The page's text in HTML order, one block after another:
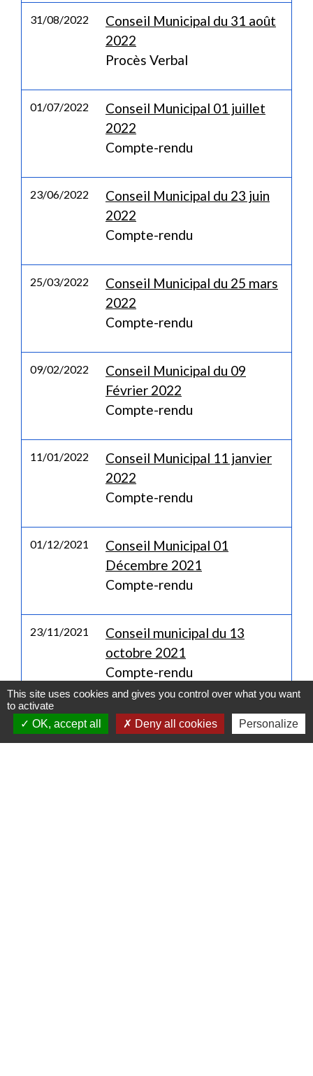
31/08/2022
Conseil Municipal du 31 août
2022
Procès Verbal
01/07/2022
Conseil Municipal 01 juillet
2022
Compte-rendu
23/06/2022
Conseil Municipal du 23 juin
2022
Compte-rendu
25/03/2022
Conseil Municipal du 25 mars
2022
Compte-rendu
09/02/2022
Conseil Municipal du 09
Février 2022
Compte-rendu
11/01/2022
Conseil Municipal 11 janvier
2022
Compte-rendu
01/12/2021
Conseil Municipal 01
Décembre 2021
Compte-rendu
23/11/2021
Conseil municipal du 13
octobre 2021
Compte-rendu
1-2-3-4-5-6
This site uses cookies and gives you control over what you want
to activate
OK, accept all
Deny all cookies Personalize